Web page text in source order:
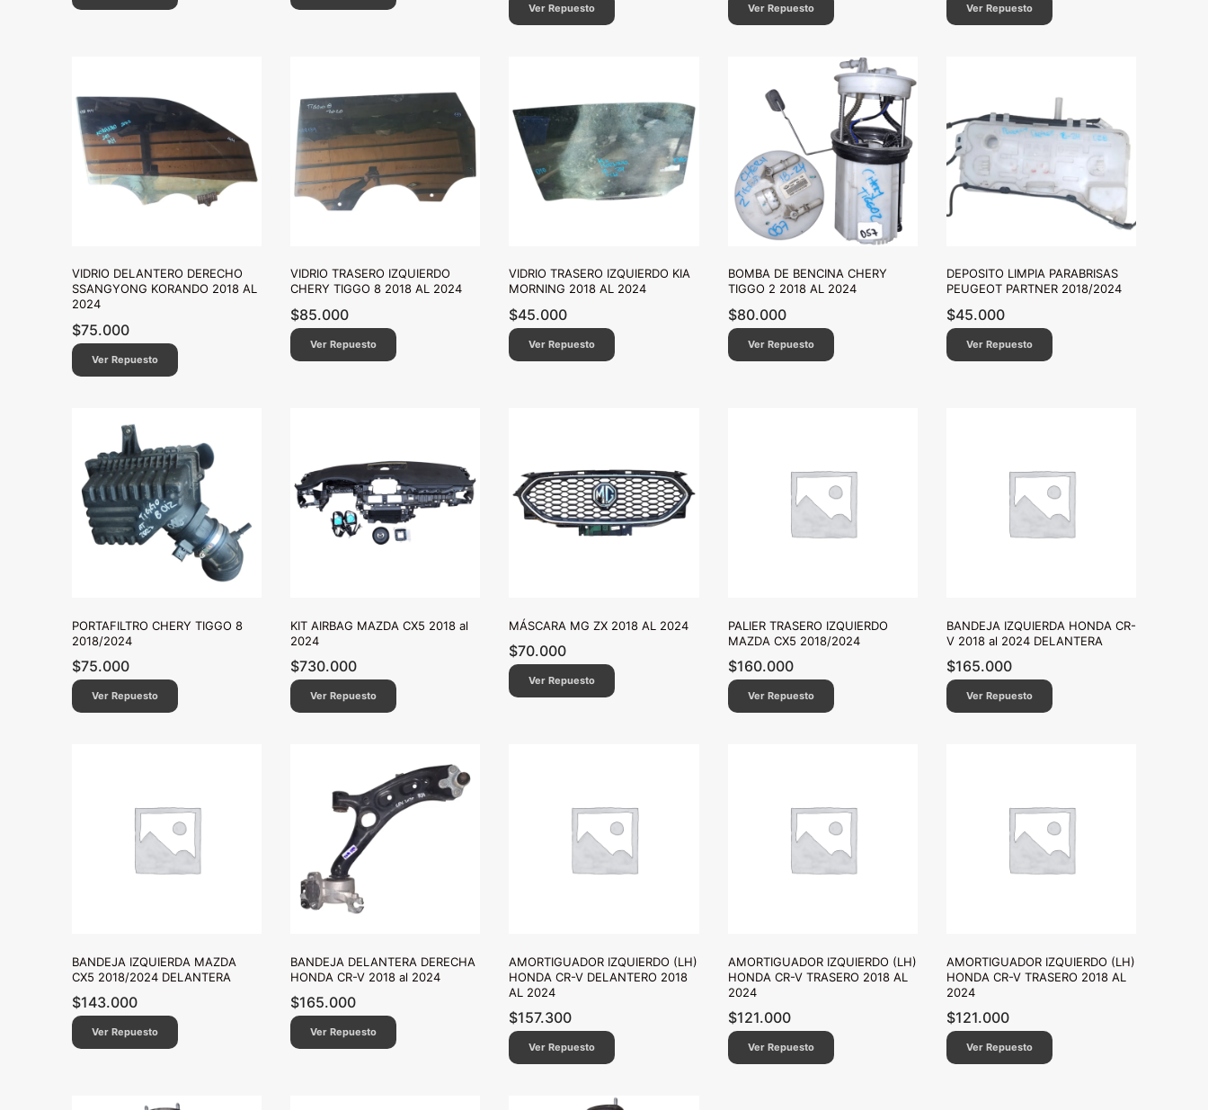
Ver Repuesto Ver Repuesto Ver Repuesto
VIDRIO DELANTERO DERECHO
SSANGYONG KORANDO 2018 AL
2024
$75.000
Ver Repuesto
VIDRIO TRASERO IZQUIERDO
CHERY TIGGO 8 2018 AL 2024
$85.000
Ver Repuesto
VIDRIO TRASERO IZQUIERDO KIA
MORNING 2018 AL 2024
$45.000
Ver Repuesto
BOMBA DE BENCINA CHERY
TIGGO 2 2018 AL 2024
$80.000
Ver Repuesto
DEPOSITO LIMPIA PARABRISAS
PEUGEOT PARTNER 2018/2024
$45.000
Ver Repuesto
PORTAFILTRO CHERY TIGGO 8
2018/2024
$75.000
Ver Repuesto
KIT AIRBAG MAZDA CX5 2018 al
2024
$730.000
Ver Repuesto
MÁSCARA MG ZX 2018 AL 2024
$70.000
Ver Repuesto
PALIER TRASERO IZQUIERDO
MAZDA CX5 2018/2024
$160.000
Ver Repuesto
BANDEJA IZQUIERDA HONDA CR-
V 2018 al 2024 DELANTERA
$165.000
Ver Repuesto
BANDEJA IZQUIERDA MAZDA
CX5 2018/2024 DELANTERA
$143.000
Ver Repuesto
BANDEJA DELANTERA DERECHA
HONDA CR-V 2018 al 2024
$165.000
Ver Repuesto
AMORTIGUADOR IZQUIERDO (LH)
HONDA CR-V DELANTERO 2018
AL 2024
$157.300
Ver Repuesto
AMORTIGUADOR IZQUIERDO (LH)
HONDA CR-V TRASERO 2018 AL
2024
$121.000
Ver Repuesto
AMORTIGUADOR IZQUIERDO (LH)
HONDA CR-V TRASERO 2018 AL
2024
$121.000
Ver Repuesto